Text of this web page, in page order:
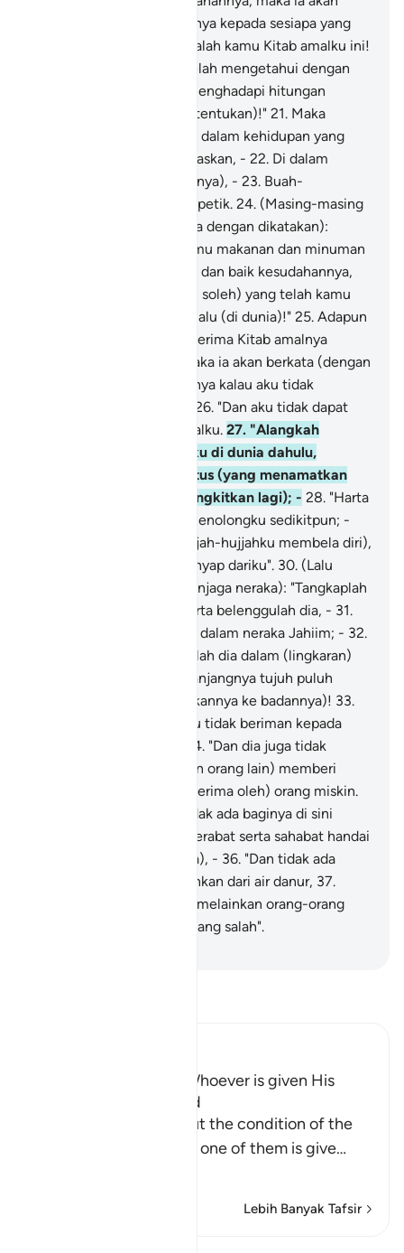
The Bad Condition of Whoever is given His
Record in His Left Hand
These Ayat inform about the condition of the
wretched people when one of them is give…
Lebih Banyak Tafsir
berkata (dengan sukacitanya kepada sesiapa yang
ada di sisinya): ` Nah! Bacalah kamu Kitab amalku ini!
"Sesungguhnya aku telah mengetahui dengan
yakin, bahawa aku akan menghadapi hitungan
amalku (pada hari yang ditentukan)!" 21. Maka
(dengan itu) tinggalah dia dalam kehidupan yang
senang lenang lagi memuaskan, - 22. Di dalam
Syurga yang tinggi (darjatnya), - 23. Buah-
buahannya dekat untuk dipetik. 24. (Masing-masing
dipersilakan menikmatinya dengan dikatakan):
"Makan dan minumlah kamu makanan dan minuman
sebagai nikmat yang lazat dan baik kesudahannya,
dengan sebab (amal-amal soleh) yang telah kamu
kerjakan pada masa yang lalu (di dunia)!" 25. Adapun
orang yang diberikan menerima Kitab amalnya
dengan tangan kirinya, maka ia akan berkata (dengan
sesalnya): "Alangkah baiknya kalau aku tidak
26. "Dan aku tidak dapat
mengetahui hitungan amalku. 27. "Alangkah
baiknya kalau kematianku di dunia dahulu,
menjadi kematian pemutus (yang menamatkan
kesudahanku, tidak dibangkitkan lagi); - 28. "Harta
kekayaanku tidak dapat menolongku sedikitpun; -
Kuat kuasaku (dan hujjah-hujjahku membela diri),
telah binasa dan hilang lenyap dariku". 30. (Lalu
diperintahkan malaikat penjaga neraka): "Tangkaplah
orang yang berdosa itu serta belenggulah dia, - 31.
"Kemudian bakarlah dia di dalam neraka Jahiim; - 32.
"Selain dari itu, masukkanlah dia dalam (lingkaran)
rantai besi yang ukuran panjangnya tujuh puluh
hasta, (dengan membelitkannya ke badannya)! 33.
"Sesungguhnya dia dahulu tidak beriman kepada
34. "Dan dia juga tidak
menggalakkan (dirinya dan orang lain) memberi
makanan (yang berhak diterima oleh) orang miskin.
"Maka pada hari ini, tidak ada baginya di sini
(seorangpun dari) kaum kerabat serta sahabat handai
(yang dapat menolongnya), - 36. "Dan tidak ada
makanan (baginya) melainkan dari air danur, 37.
"Yang tidak memakannya melainkan orang-orang
yang melakukan perkara yang salah".